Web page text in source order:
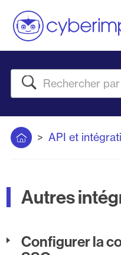
Rechercher
Accueil API et
Autres
Configurer la